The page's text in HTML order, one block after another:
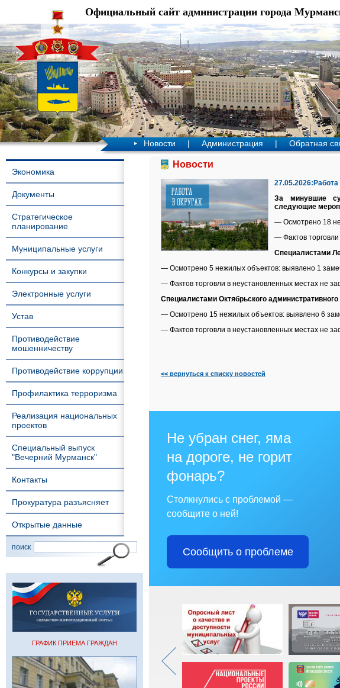
Официальный сайт администрации города
Новости | Администрация | Обратная
Экономика
Документы
Стратегическое
планирование
Муниципальные услуги
Конкурсы и закупки
Электронные услуги
Устав
Противодействие
мошенничеству
Противодействие коррупции
Профилактика терроризма
Реализация национальных
проектов
Специальный выпуск
"Вечерний Мурманск"
Контакты
Прокуратура разъясняет
Открытые данные
поиск
ГРАФИК ПРИЕМА ГРАЖДАН
Новости
27.05.2026:Работа
За минувшие
следующие
— Осмотрено 18
— Фактов
Специалистами
— Осмотрено 5 нежилых объектов: выявлено 1
— Фактов торговли в неустановленных местах не
Специалистами Октябрьского
— Осмотрено 15 нежилых объектов: выявлено 6
— Фактов торговли в неустановленных местах не
<< вернуться к списку новостей
Не убран снег, яма
на дороге, не горит
фонарь?
Столкнулись с проблемой —
сообщите о ней!
Сообщить о проблеме